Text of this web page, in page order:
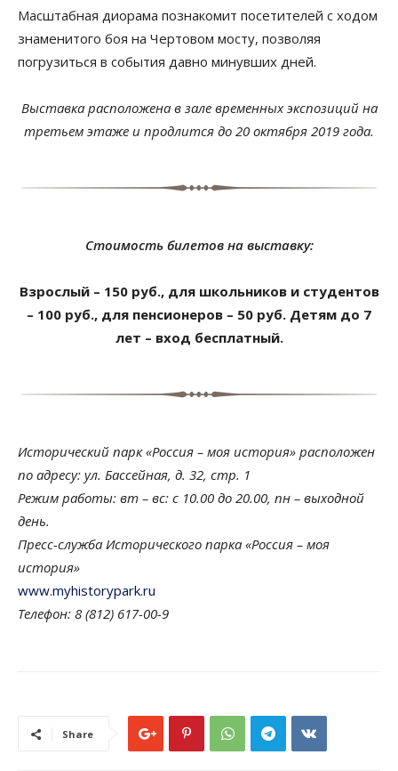
Масштабная диорама познакомит посетителей с ходом
знаменитого боя на Чертовом мосту, позволяя
погрузиться в события давно минувших дней.
Выставка расположена в зале временных экспозиций на
третьем этаже и продлится до 20 октября 2019 года.
Стоимость билетов на выставку:
Взрослый – 150 руб., для школьников и студентов
– 100 руб., для пенсионеров – 50 руб. Детям до 7
лет – вход бесплатный.
Исторический парк «Россия – моя история» расположен
по адресу: ул. Бассейная, д. 32, стр. 1
Режим работы: вт – вс: с 10.00 до 20.00, пн – выходной
день.
Пресс-служба Исторического парка «Россия – моя
история»
www.myhistorypark.ru
Телефон: 8 (812) 617-00-9
Share